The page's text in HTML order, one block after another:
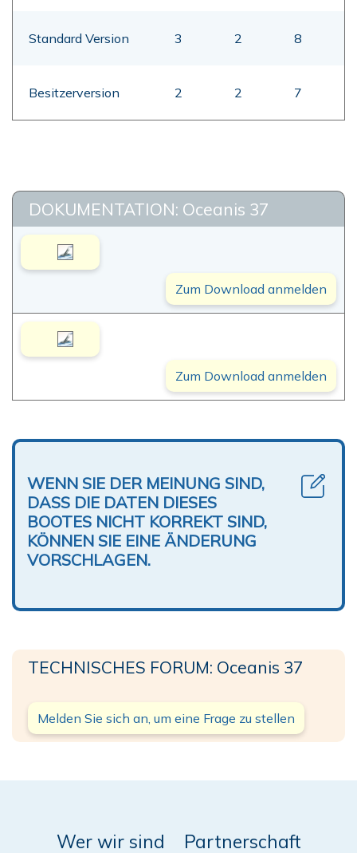
Standard Version 3 2 8
Besitzerversion 2 2 7
DOKUMENTATION: Oceanis 37
Zum Download anmelden
Zum Download anmelden
WENN SIE DER MEINUNG SIND,
DASS DIE DATEN DIESES
BOOTES NICHT KORREKT SIND,
KÖNNEN SIE EINE ÄNDERUNG
VORSCHLAGEN.
TECHNISCHES FORUM: Oceanis 37
Melden Sie sich an, um eine Frage zu stellen
Wer wir sind Partnerschaft